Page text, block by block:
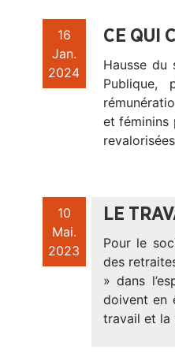
16
Jan.
2024
CE QUI
Hausse du
et féminins
10
Mai.
2023
LE
Pour le
des
» dans
doivent en
travail et la